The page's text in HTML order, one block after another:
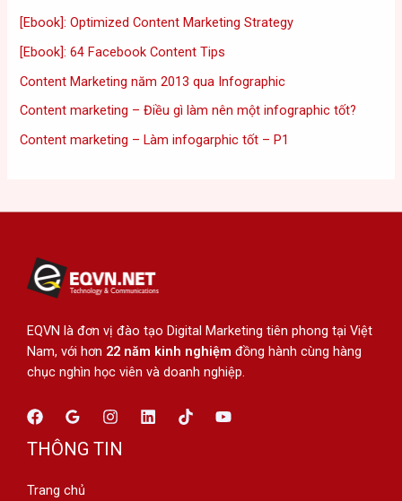
[Ebook]: Optimized Content Marketing Strategy
[Ebook]: 64 Facebook Content Tips
Content Marketing năm 2013 qua Infographic
Content marketing – Điều gì làm nên một infographic tốt?
Content marketing – Làm infogarphic tốt – P1
EQVN là đơn vị đào tạo Digital Marketing tiên phong tại Việt
Nam, với hơn 22 năm kinh nghiệm đồng hành cùng hàng
chục nghìn học viên và doanh nghiệp.
THÔNG TIN
Trang chủ